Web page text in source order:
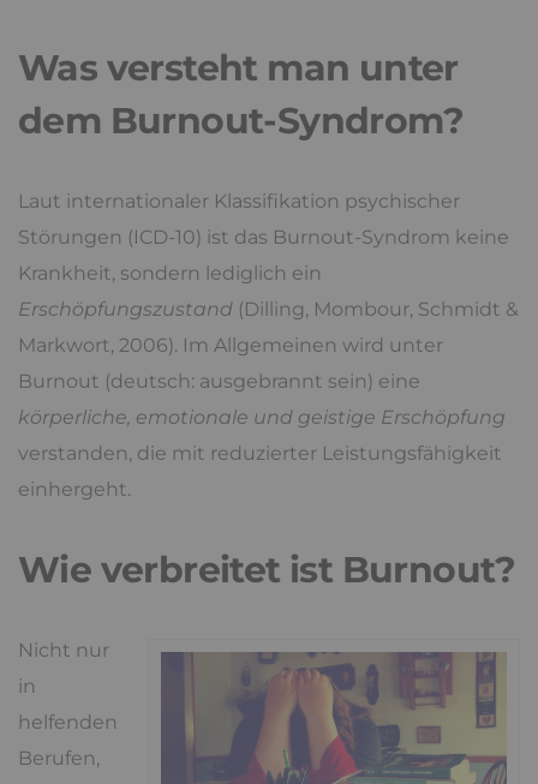
Was versteht man unter
dem Burnout-Syndrom?
Laut internationaler Klassifikation psychischer
Störungen (ICD-10) ist das Burnout-Syndrom keine
Krankheit, sondern lediglich ein
Erschöpfungszustand (Dilling, Mombour, Schmidt &
Markwort, 2006). Im Allgemeinen wird unter
Burnout (deutsch: ausgebrannt sein) eine
körperliche, emotionale und geistige Erschöpfung
verstanden, die mit reduzierter Leistungsfähigkeit
einhergeht.
Wie verbreitet ist Burnout?
Nicht nur
in
helfenden
Berufen,